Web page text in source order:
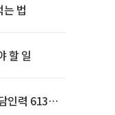
법
할 일
인력 613명